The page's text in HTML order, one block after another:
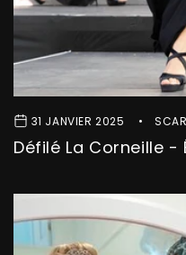
31 JANVIER 2025
Défilé La Corneille -